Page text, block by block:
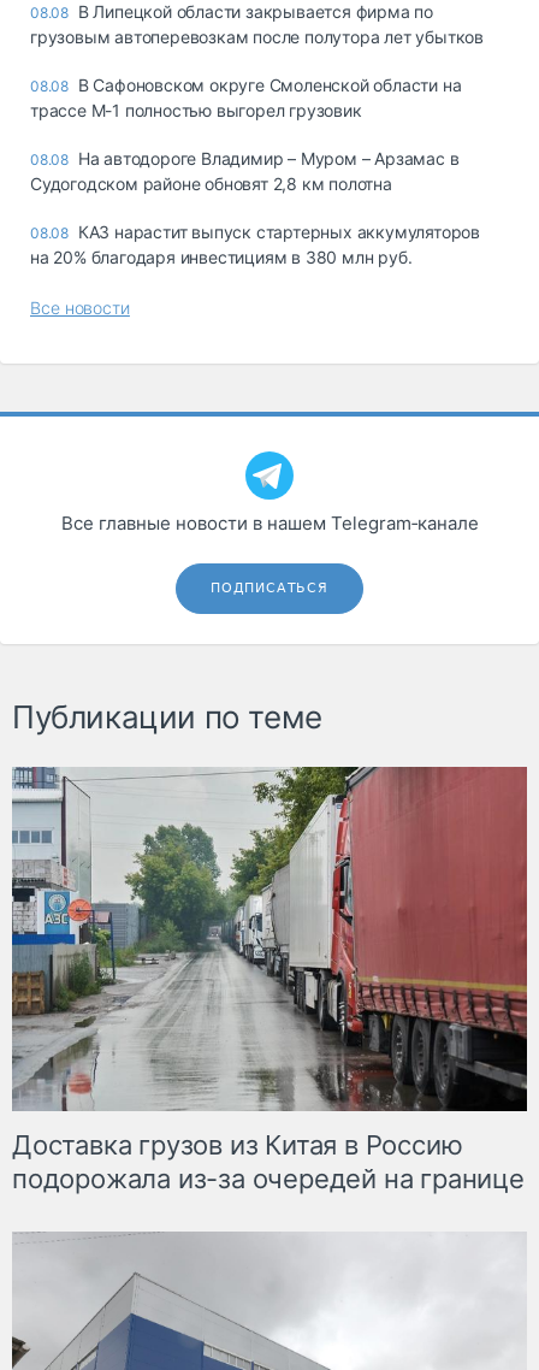
08.08 В Липецкой области закрывается фирма по
грузовым автоперевозкам после полутора лет убытков
08.08 В Сафоновском округе Смоленской области на
трассе М-1 полностью выгорел грузовик
08.08 На автодороге Владимир – Муром – Арзамас в
Судогодском районе обновят 2,8 км полотна
08.08 КАЗ нарастит выпуск стартерных аккумуляторов
на 20% благодаря инвестициям в 380 млн руб.
Все новости
Все главные новости в нашем Telegram‑канале
ПОДПИСАТЬСЯ
Публикации по теме
Доставка грузов из Китая в Россию
подорожала из-за очередей на границе